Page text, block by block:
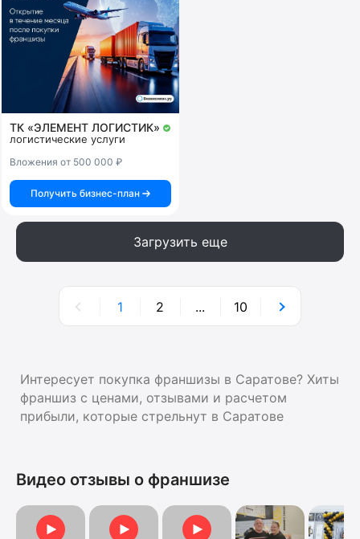
ТК «ЭЛЕМЕНТ ЛОГИСТИК»
логистические услуги
Вложения от 500 000 ₽
Получить бизнес-план
Загрузить еще
1 2 ... 10
Интересует покупка франшизы в Саратове? Хиты
франшиз с ценами, отзывами и расчетом
прибыли, которые стрельнут в Саратове
Видео отзывы о франшизе
Видеоотзыв от Анны
Видеоотзыв